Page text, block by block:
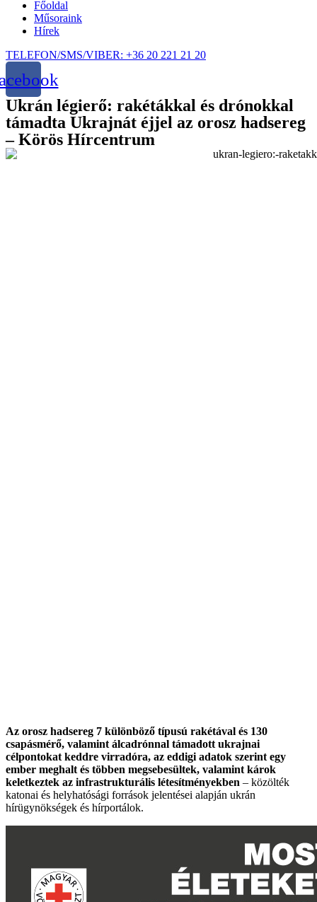
Főoldal
Műsoraink
Hírek
TELEFON/SMS/VIBER: +36 20 221 21 20
Ukrán légierő: rakétákkal és drónokkal
támadta Ukrajnát éjjel az orosz hadsereg
– Körös Hírcentrum
Az orosz hadsereg 7 különböző típusú rakétával és 130
csapásmérő, valamint álcadrónnal támadott ukrajnai
célpontokat keddre virradóra, az eddigi adatok szerint egy
ember meghalt és többen megsebesültek, valamint károk
keletkeztek az infrastrukturális létesítményekben – közölték
katonai és helyhatósági források jelentései alapján ukrán
hírügynökségek és hírportálok.